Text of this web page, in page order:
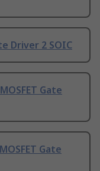
Driver 2 SOIC
Gate
Gate